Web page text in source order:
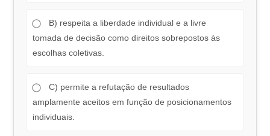
B) respeita a liberdade individual e a livre
tomada de decisão como direitos sobrepostos às
escolhas coletivas.
C) permite a refutação de resultados
amplamente aceitos em função de posicionamentos
individuais.